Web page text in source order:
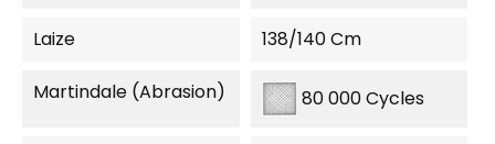
Laize 138/140 Cm
Martindale (Abrasion) 80 000 Cycles